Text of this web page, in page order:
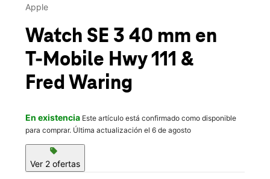
Mié.:
location_on
72310 Highway 111 Ste 102 Palm Desert, CA 92260
Apple
Watch SE 3 40 mm en
T-Mobile Hwy 111 &
Fred Waring
En existencia Este artículo está confirmado como disponible
para comprar. Última actualización el 6 de agosto
sell
Ver 2 ofertas